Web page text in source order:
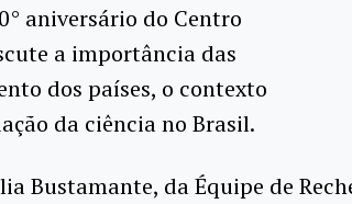
aniversário do Centro
a importância das
dos países, o contexto
da ciência no Brasil.
da Équipe de